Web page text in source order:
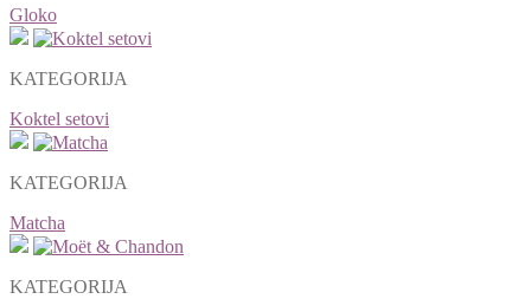
Gloko
KATEGORIJA
Koktel setovi
KATEGORIJA
Matcha
KATEGORIJA